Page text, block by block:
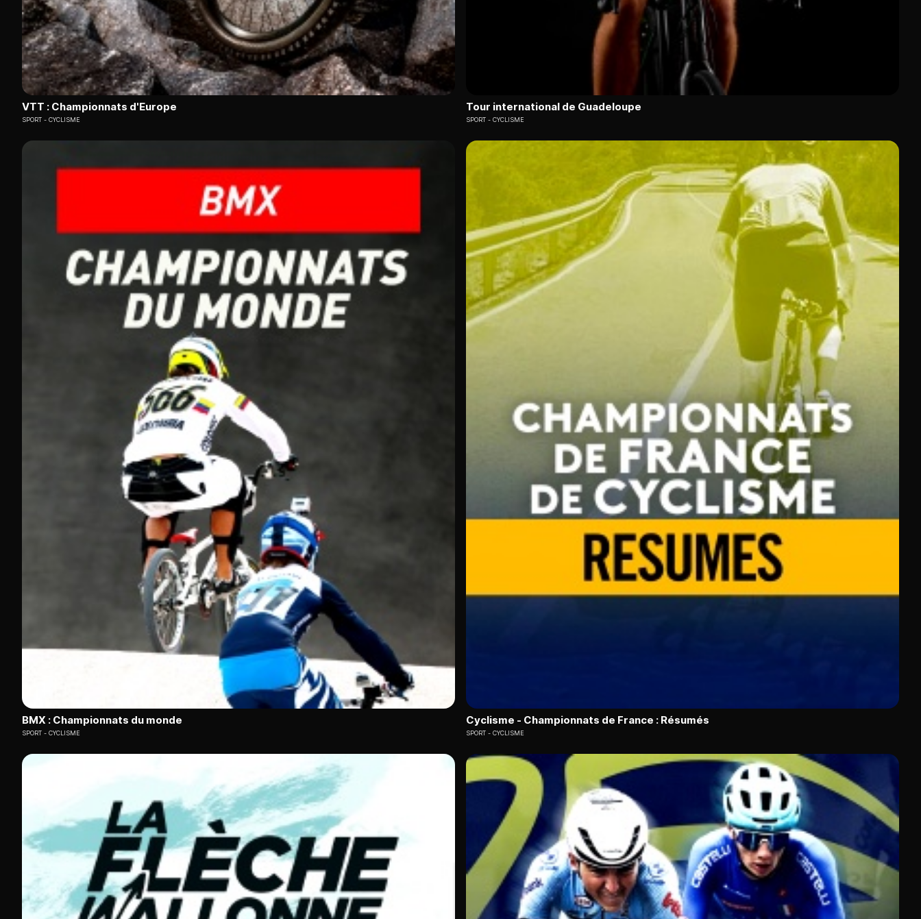
VTT : Championnats d'Europe
SPORT CYCLISME
Tour international de Guadeloupe
SPORT CYCLISME
BMX : Championnats du monde
SPORT CYCLISME
Cyclisme - Championnats de France : Résumés
SPORT CYCLISME